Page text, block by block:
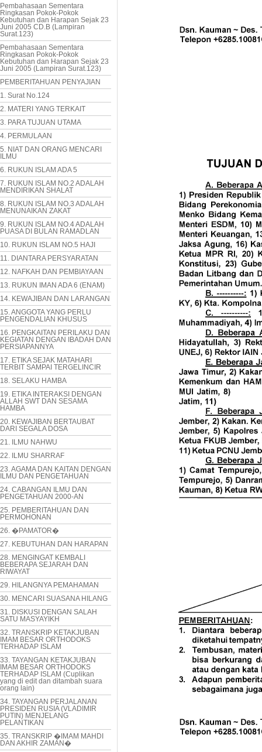
Pembahasaan Sementara
Ringkasan Pokok-Pokok
Kebutuhan dan Harapan Sejak 23
Juni 2005 CD.B (Lampiran
Surat.123)
Pembahasaan Sementara
Ringkasan Pokok-Pokok
Kebutuhan dan Harapan Sejak 23
Juni 2005 (Lampiran Surat.123)
PEMBERITAHUAN PENYAJIAN
1. Surat No.124
2. MATERI YANG TERKAIT
3. PARA TUJUAN UTAMA
4. PERMULAAN
5. NIAT DAN ORANG MENCARI
ILMU
6. RUKUN ISLAM ADA 5
7. RUKUN ISLAM NO.2 ADALAH
MENDIRIKAN SHALAT
8. RUKUN ISLAM NO.3 ADALAH
MENUNAIKAN ZAKAT
9. RUKUN ISLAM NO.4 ADALAH
PUASA DI BULAN RAMADLAN
10. RUKUN ISLAM NO.5 HAJI
11. DIANTARA PERSYARATAN
12. NAFKAH DAN PEMBIAYAAN
13. RUKUN IMAN ADA 6 (ENAM)
14. KEWAJIBAN DAN LARANGAN
15. ANGGOTA YANG PERLU
PENGENDALIAN KHUSUS
16. PENGKAITAN PERILAKU DAN
KEGIATAN DENGAN IBADAH DAN
PERSIAPANNYA
17. ETIKA SEJAK MATAHARI
TERBIT SAMPAI TERGELINCIR
18. SELAKU HAMBA
19. ETIKA INTERAKSI DENGAN
ALLAH SWT DAN SESAMA
HAMBA
20. KEWAJIBAN BERTAUBAT
DARI SEGALA DOSA
21. ILMU NAHWU
22. ILMU SHARRAF
23. AGAMA DAN KAITAN DENGAN
ILMU DAN PENGETAHUAN
24. CABANGAN ILMU DAN
PENGETAHUAN 2000-AN
25. PEMBERITAHUAN DAN
PERMOHONAN
26. �PAMATOR�
27. KEBUTUHAN DAN HARAPAN
28. MENGINGAT KEMBALI
BEBERAPA SEJARAH DAN
RIWAYAT
29. HILANGNYA PEMAHAMAN
30. MENCARI SUASANA HILANG
31. DISKUSI DENGAN SALAH
SATU MASYAYIKH
32. TRANSKRIP KETAKJUBAN
IMAM BESAR ORTHODOKS
TERHADAP ISLAM
33. TAYANGAN KETAKJUBAN
IMAM BESAR ORTHODOKS
TERHADAP ISLAM (Cuplikan
yang di edit dan ditambah suara
orang lain)
34. TAYANGAN PERJALANAN
PRESIDEN RUSIA (VLADIMIR
PUTIN) MENJELANG
PELANTIKAN
35. TRANSKRIP �IMAM MAHDI
DAN AKHIR ZAMAN�